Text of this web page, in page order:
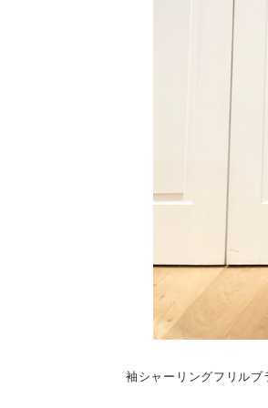
袖シャーリングフリルブ